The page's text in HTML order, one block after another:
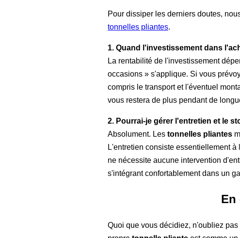
Pour dissiper les derniers doutes,
tonnelles pliantes.
1. Quand l'investissement dans
La rentabilité de l'investissement
occasions » s'applique. Si vous
compris le transport et l'éventuel
vous restera de plus pendant de
2. Pourrai-je gérer l'entretien et le
Absolument. Les tonnelles pliantes
L'entretien consiste essentiellement
ne nécessite aucune intervention
s'intégrant confortablement dans un
En
Quoi que vous décidiez, n'oubliez